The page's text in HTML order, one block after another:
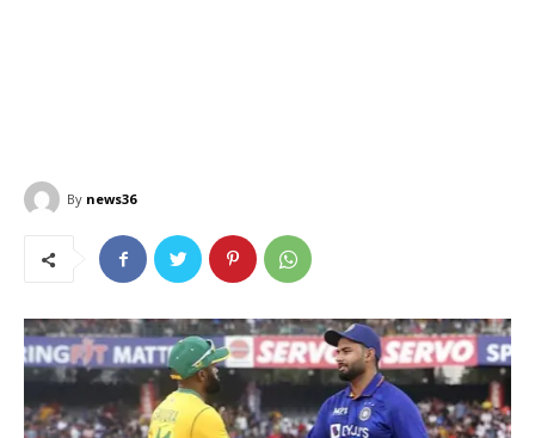
By news36